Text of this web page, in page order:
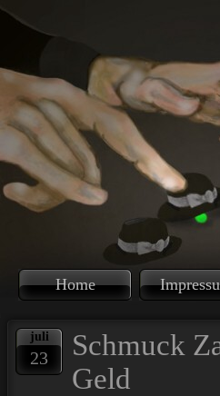
Home
juli
23
Schmuck
Geld